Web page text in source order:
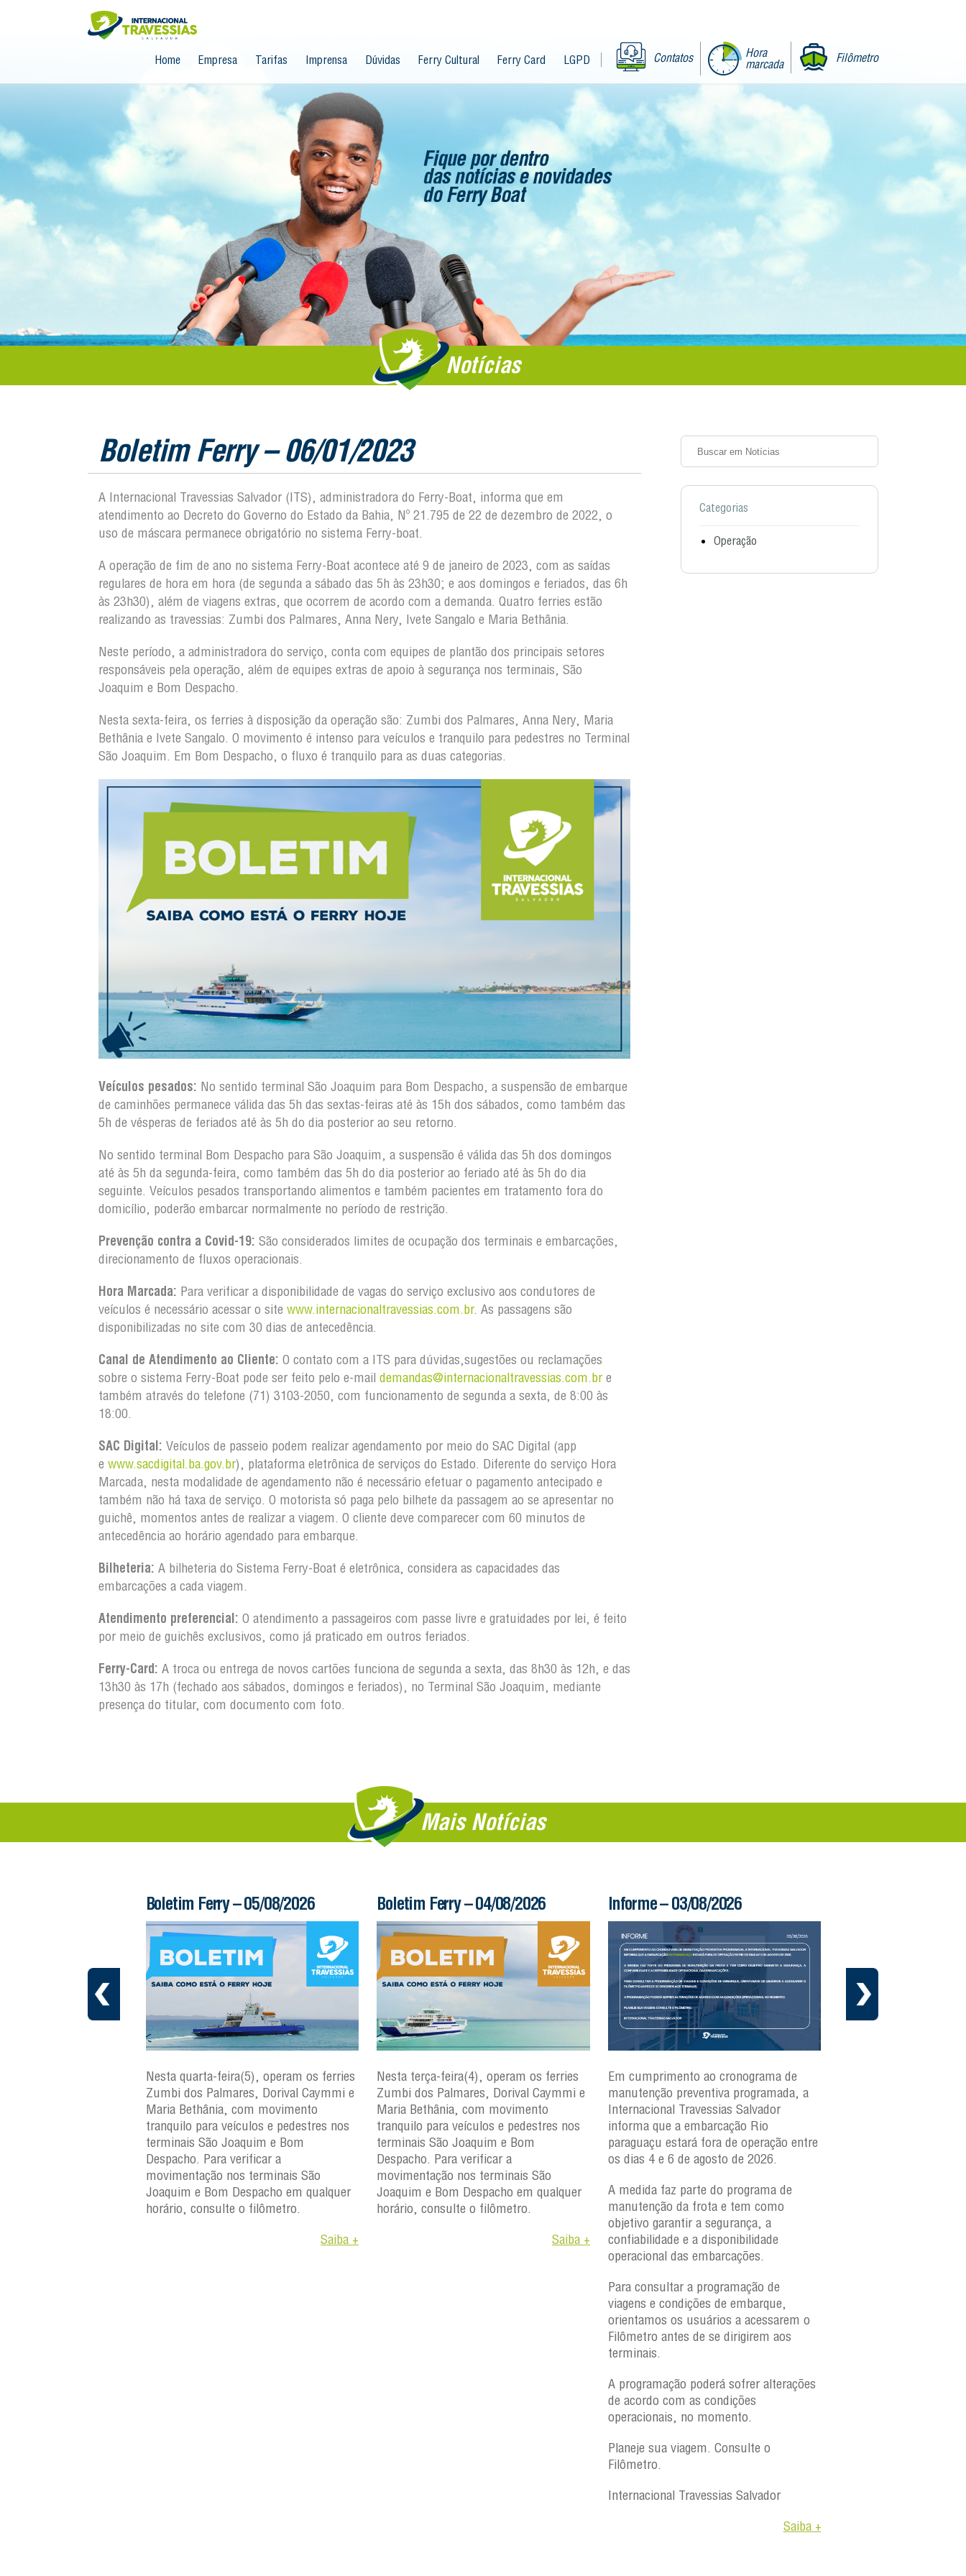
Contatos
Hora
marcada
Filômetro
Home Empresa Tarifas Imprensa Dúvidas Ferry Cultural Ferry Card LGPD
Notícias
Boletim Ferry – 06/01/2023
A Internacional Travessias Salvador (ITS), administradora do Ferry-Boat, informa que em
atendimento ao Decreto do Governo do Estado da Bahia, Nº 21.795 de 22 de dezembro de 2022, o
uso de máscara permanece obrigatório no sistema Ferry-boat.
A operação de fim de ano no sistema Ferry-Boat acontece até 9 de janeiro de 2023, com as saídas
regulares de hora em hora (de segunda a sábado das 5h às 23h30; e aos domingos e feriados, das 6h
às 23h30), além de viagens extras, que ocorrem de acordo com a demanda. Quatro ferries estão
realizando as travessias: Zumbi dos Palmares, Anna Nery, Ivete Sangalo e Maria Bethânia.
Neste período, a administradora do serviço, conta com equipes de plantão dos principais setores
responsáveis pela operação, além de equipes extras de apoio à segurança nos terminais, São
Joaquim e Bom Despacho.
Nesta sexta-feira, os ferries à disposição da operação são: Zumbi dos Palmares, Anna Nery, Maria
Bethânia e Ivete Sangalo. O movimento é intenso para veículos e tranquilo para pedestres no Terminal
São Joaquim. Em Bom Despacho, o fluxo é tranquilo para as duas categorias.
Veículos pesados: No sentido terminal São Joaquim para Bom Despacho, a suspensão de embarque
de caminhões permanece válida das 5h das sextas-feiras até às 15h dos sábados, como também das
5h de vésperas de feriados até às 5h do dia posterior ao seu retorno.
No sentido terminal Bom Despacho para São Joaquim, a suspensão é válida das 5h dos domingos
até às 5h da segunda-feira, como também das 5h do dia posterior ao feriado até às 5h do dia
seguinte. Veículos pesados transportando alimentos e também pacientes em tratamento fora do
domicílio, poderão embarcar normalmente no período de restrição.
Prevenção contra a Covid-19: São considerados limites de ocupação dos terminais e embarcações,
direcionamento de fluxos operacionais.
Hora Marcada: Para verificar a disponibilidade de vagas do serviço exclusivo aos condutores de
veículos é necessário acessar o site www.internacionaltravessias.com.br. As passagens são
disponibilizadas no site com 30 dias de antecedência.
Canal de Atendimento ao Cliente: O contato com a ITS para dúvidas,sugestões ou reclamações
sobre o sistema Ferry-Boat pode ser feito pelo e-mail demandas@internacionaltravessias.com.bre
também através do telefone (71) 3103-2050, com funcionamento de segunda a sexta, de 8:00 às
18:00.
SAC Digital: Veículos de passeio podem realizar agendamento por meio do SAC Digital (app
e www.sacdigital.ba.gov.br), plataforma eletrônica de serviços do Estado. Diferente do serviço Hora
Marcada, nesta modalidade de agendamento não é necessário efetuar o pagamento antecipado e
também não há taxa de serviço. O motorista só paga pelo bilhete da passagem ao se apresentar no
guichê, momentos antes de realizar a viagem. O cliente deve comparecer com 60 minutos de
antecedência ao horário agendado para embarque.
Bilheteria: A bilheteria do Sistema Ferry-Boat é eletrônica, considera as capacidades das
embarcações a cada viagem.
Atendimento preferencial: O atendimento a passageiros com passe livre e gratuidades por lei, é feito
por meio de guichês exclusivos, como já praticado em outros feriados.
Ferry-Card: A troca ou entrega de novos cartões funciona de segunda a sexta, das 8h30 às 12h, e das
13h30 às 17h (fechado aos sábados, domingos e feriados), no Terminal São Joaquim, mediante
presença do titular, com documento com foto.
Categorias
Operação
Mais Notícias
Boletim Ferry – 05/08/2026
Nesta quarta-feira(5), operam os ferries
Zumbi dos Palmares, Dorival Caymmi e
Maria Bethânia, com movimento
tranquilo para veículos e pedestres nos
terminais São Joaquim e Bom
Despacho. Para verificar a
movimentação nos terminais São
Joaquim e Bom Despacho em qualquer
horário, consulte o filômetro.
Saiba +
Boletim Ferry – 04/08/2026
Nesta terça-feira(4), operam os ferries
Zumbi dos Palmares, Dorival Caymmi e
Maria Bethânia, com movimento
tranquilo para veículos e pedestres nos
terminais São Joaquim e Bom
Despacho. Para verificar a
movimentação nos terminais São
Joaquim e Bom Despacho em qualquer
horário, consulte o filômetro.
Saiba +
Informe – 03/08/2026
Em cumprimento ao cronograma de
manutenção preventiva programada, a
Internacional Travessias Salvador
informa que a embarcação Rio
paraguaçu estará fora de operação entre
os dias 4 e 6 de agosto de 2026.
A medida faz parte do programa de
manutenção da frota e tem como
objetivo garantir a segurança, a
confiabilidade e a disponibilidade
operacional das embarcações.
Para consultar a programação de
viagens e condições de embarque,
orientamos os usuários a acessarem o
Filômetro antes de se dirigirem aos
terminais.
A programação poderá sofrer alterações
de acordo com as condições
operacionais, no momento.
Planeje sua viagem. Consulte o
Filômetro.
Internacional Travessias Salvador
Saiba +